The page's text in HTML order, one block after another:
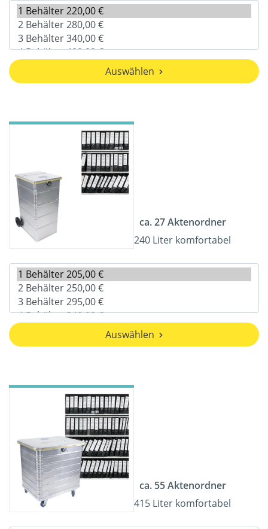
Auswählen
ca. 27 Aktenordner
240 Liter komfortabel
Auswählen
ca. 55 Aktenordner
415 Liter komfortabel